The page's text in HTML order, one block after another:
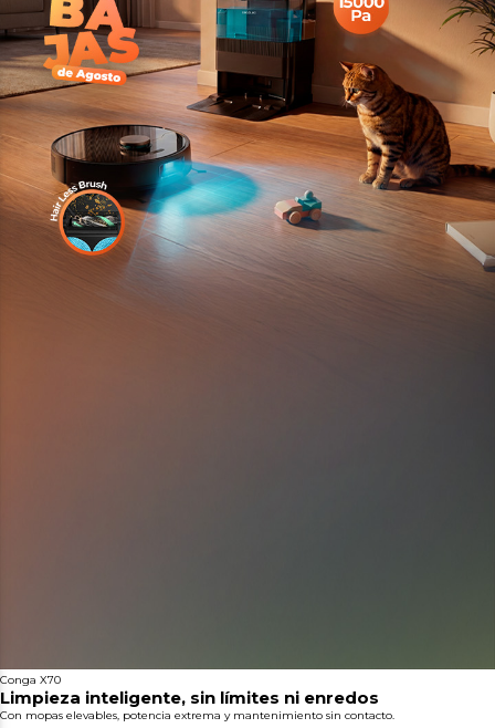
Conga X70
Limpieza inteligente, sin límites ni enredos
Con mopas elevables, potencia extrema y mantenimiento sin contacto.